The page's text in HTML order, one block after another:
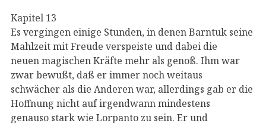
Kapitel 13
Es vergingen einige Stunden, in denen Barntuk seine
Mahlzeit mit Freude verspeiste und dabei die
neuen magischen Kräfte mehr als genoß. Ihm war
zwar bewußt, daß er immer noch weitaus
schwächer als die Anderen war, allerdings gab er die
Hoffnung nicht auf irgendwann mindestens
genauso stark wie Lorpanto zu sein. Er und